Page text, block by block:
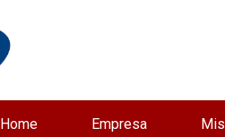
Home Empresa